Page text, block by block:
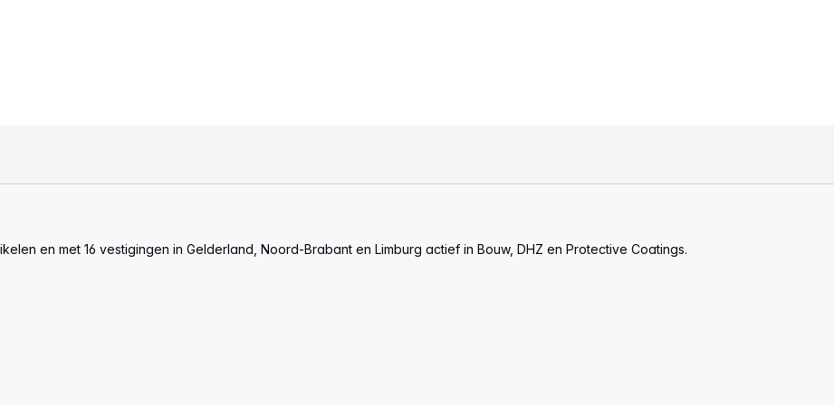
en met 16 vestigingen in Gelderland, Noord-Brabant en Limburg actief in Bouw, DHZ en Protective Coatings.